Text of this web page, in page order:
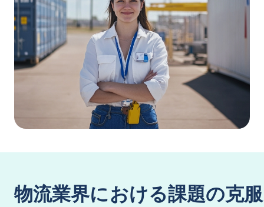
物流業界における課題の克服